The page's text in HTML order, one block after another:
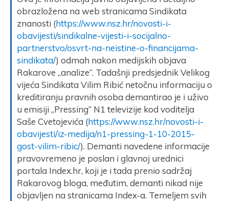
obrazložena na web stranicama Sindikata
znanosti (https://www.nsz.hr/novosti-i-
obavijesti/sindikalne-vijesti-i-socijalno-
partnerstvo/osvrt-na-neistine-o-financijama-
sindikata/) odmah nakon medijskih objava
Rakarove „analize“. Tadašnji predsjednik Velikog
vijeća Sindikata Vilim Ribić netočnu informaciju o
kreditiranju pravnih osoba demantirao je i uživo
u emisiji „Pressing“ N1 televizije kod voditelja
Saše Cvetojevića (https://www.nsz.hr/novosti-i-
obavijesti/iz-medija/n1-pressing-1-10-2015-
gost-vilim-ribic/). Demanti navedene informacije
pravovremeno je poslan i glavnoj urednici
portala Index.hr, koji je i tada prenio sadržaj
Rakarovog bloga, međutim, demanti nikad nije
objavljen na stranicama Index-a. Temeljem svih